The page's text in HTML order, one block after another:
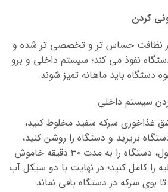
کردن
نظافت حساس تر و تخصصی تر شده و
نفوذ می کند؛ سیستم داخلی و برو
دستگاه باید ماهانه تمیز شوند.
سیستم داخلی
غذاخوری سرکه سفید مخلوط کنید،
بریزید و دستگاه را روشن کنید،
پس از تخلیه نصف محلول، دستگاه را به مدت ۳۰ دقیقه خاموش
را کامل کنید؛ در نهایت با دو سیکل آب
بوی سرکه در دستگاه باقی نماند